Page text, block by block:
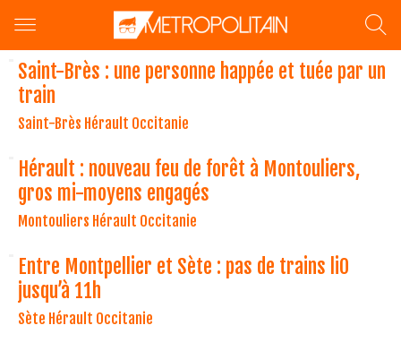
Saint-Brès : une personne happée et tuée par un
train
Saint-Brès Hérault Occitanie
Hérault : nouveau feu de forêt à Montouliers,
gros mi-moyens engagés
Montouliers Hérault Occitanie
Entre Montpellier et Sète : pas de trains liO
jusqu’à 11h
Sète Hérault Occitanie